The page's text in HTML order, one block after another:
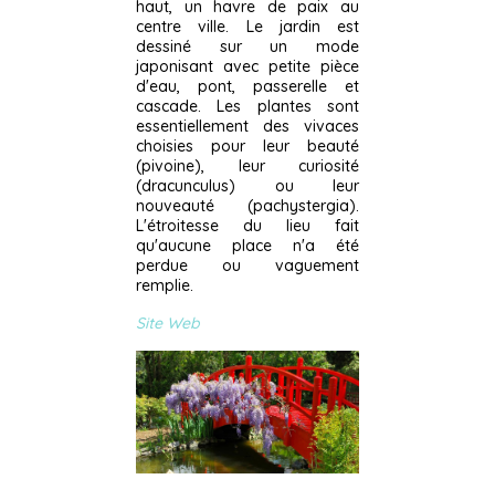
haut, un havre de paix au
centre ville. Le jardin est
dessiné sur un mode
japonisant avec petite pièce
d'eau, pont, passerelle et
cascade. Les plantes sont
essentiellement des vivaces
choisies pour leur beauté
(pivoine), leur curiosité
(dracunculus) ou leur
nouveauté (pachystergia).
L'étroitesse du lieu fait
qu'aucune place n'a été
perdue ou vaguement
remplie.
Site Web